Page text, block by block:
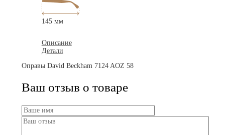
145 мм
Описание
Детали
Оправы David Beckham 7124 AOZ 58
Ваш отзыв о товаре